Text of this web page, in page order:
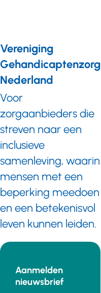
Vereniging
Gehandicaptenzorg
Nederland
Voor
zorgaanbieders die
streven naar een
inclusieve
samenleving, waarin
mensen met een
beperking meedoen
en een betekenisvol
leven kunnen leiden.
Aanmelden
nieuwsbrief